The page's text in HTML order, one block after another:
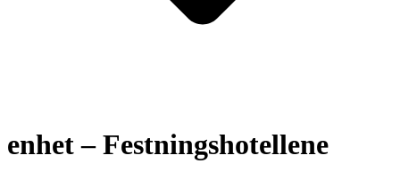
enhet – Festningshotellene